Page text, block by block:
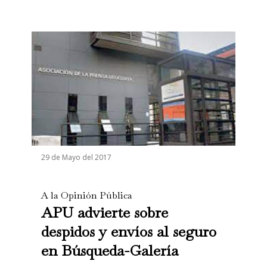
29 de Mayo del 2017
A la Opinión Pública
APU advierte sobre
despidos y envíos al seguro
en Búsqueda-Galería